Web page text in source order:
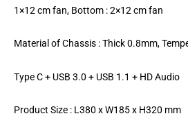
1×12 cm fan, Bottom : 2×12 cm fan
Material of Chassis : Thick 0.8mm,
Type C + USB 3.0 + USB 1.1 + HD Audio
Product Size : L380 x W185 x H320 mm